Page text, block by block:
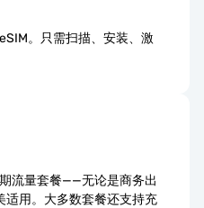
。只需扫描、安装、激
流量套餐——无论是商务出
适用。大多数套餐还支持充